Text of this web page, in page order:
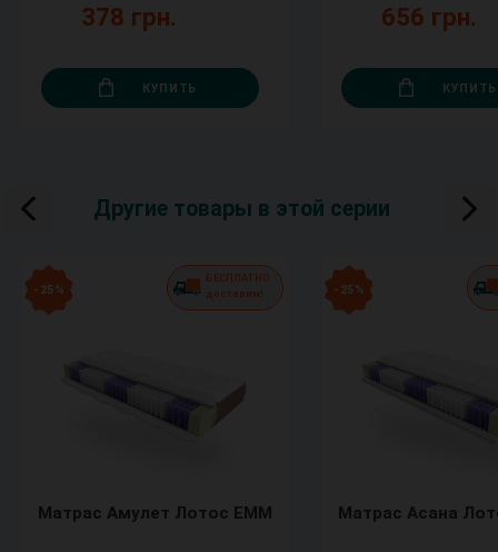
378 грн.
КУПИТЬ
656 грн.
КУПИТЬ
Другие товары в этой серии
- 25 %
БЕСПЛАТНО
доставим!
Матрас Амулет Лотос ЕММ
- 25 %
Матрас Асана